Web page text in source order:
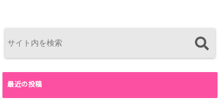
最近の投稿